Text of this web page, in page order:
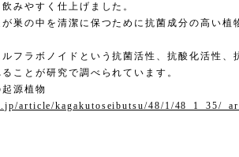
みやすく仕上げました。
巣の中を清潔に保つために抗菌成分の高い植
フラボノイドという抗菌活性、抗酸化活性、
ことが研究で調べられています。
源植物
article/kagakutoseibutsu/48/1/48_1_35/